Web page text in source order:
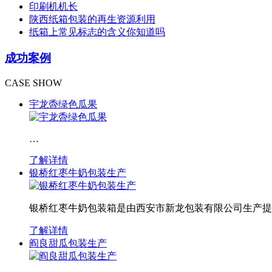
印刷机机长
陕西纸箱包装的再生资源利用
纸箱上常见标志的含义你知道吗
成功案例
CASE SHOW
宇龙稥绿色瓜果
…
了解详情
银桥红枣牛奶包装生产
银桥红枣牛奶包装箱是由西安市新龙包装有限公司生产
了解详情
阎良甜瓜包装生产